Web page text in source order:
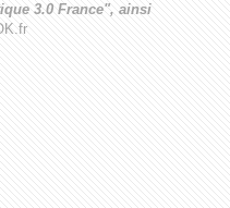
3.0 France", ainsi